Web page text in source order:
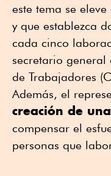
este tema se eleve
y que establezca
cada cinco
secretario
de Trabajadores
Además, el
creación de
compensar el
personas que